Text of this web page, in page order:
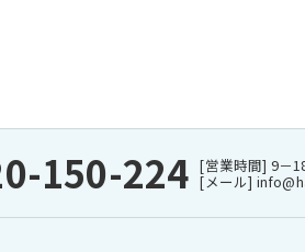
150-224 [営業時間] 9－
[メール]